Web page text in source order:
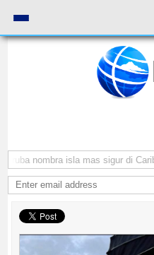
nombra isla mas sigur di